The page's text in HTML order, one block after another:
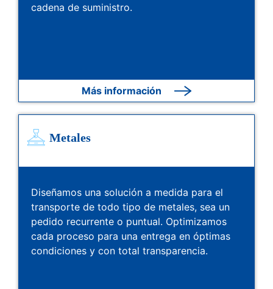
cadena de suministro.
Más información
Metales
Diseñamos una solución a medida para el
transporte de todo tipo de metales, sea un
pedido recurrente o puntual. Optimizamos
cada proceso para una entrega en óptimas
condiciones y con total transparencia.